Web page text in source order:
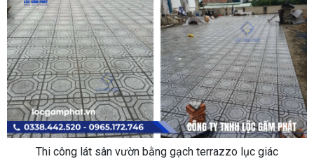
Thi công lát sân vườn bằng gạch terrazzo lục giác